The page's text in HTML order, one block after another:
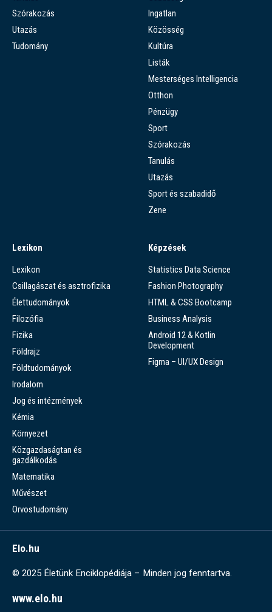
Szórakozás
Utazás
Tudomány
Ingatlan
Közösség
Kultúra
Listák
Mesterséges Intelligencia
Otthon
Pénzügy
Sport
Szórakozás
Tanulás
Utazás
Sport és szabadidő
Zene
Lexikon
Lexikon
Csillagászat és asztrofizika
Élettudományok
Filozófia
Fizika
Földrajz
Földtudományok
Irodalom
Jog és intézmények
Kémia
Környezet
Közgazdaságtan és
gazdálkodás
Matematika
Művészet
Orvostudomány
Képzések
Statistics Data Science
Fashion Photography
HTML & CSS Bootcamp
Business Analysis
Android 12 & Kotlin
Development
Figma – UI/UX Design
Elo.hu
© 2025 Életünk Enciklopédiája – Minden jog fenntartva.
www.elo.hu